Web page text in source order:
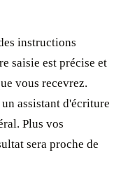
instructions
saisie est précise et
vous recevrez.
assistant d'écriture
Plus vos
sera proche de